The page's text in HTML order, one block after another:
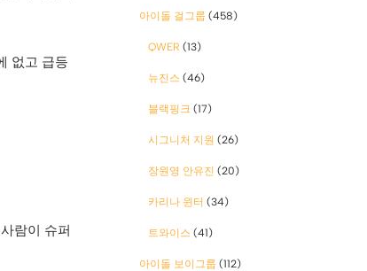
없고 급등
람이 슈퍼
아이돌 걸그룹 (458)
QWER (13)
뉴진스 (46)
블랙핑크 (17)
시그니처 지원 (26)
장원영 안유진 (20)
카리나 윈터 (34)
트와이스 (41)
아이돌 보이그룹 (112)